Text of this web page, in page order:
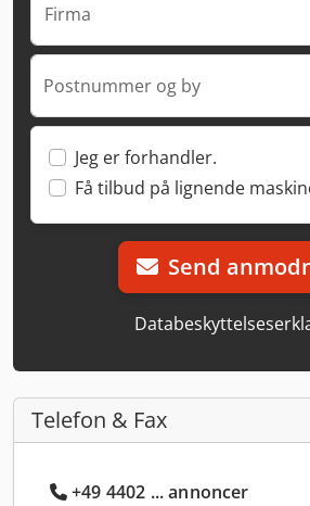
Firma
Postnummer og by
Jeg er forhandler.
Få tilbud på lignende
Send
Telefon & Fax
+49 4402 ... annoncer